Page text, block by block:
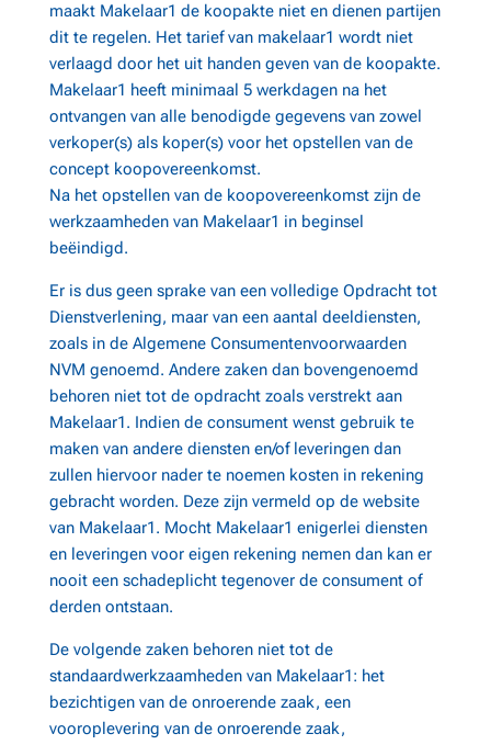
maakt Makelaar1 de koopakte niet en dienen partijen
dit te regelen. Het tarief van makelaar1 wordt niet
verlaagd door het uit handen geven van de koopakte.
Makelaar1 heeft minimaal 5 werkdagen na het
ontvangen van alle benodigde gegevens van zowel
verkoper(s) als koper(s) voor het opstellen van de
concept koopovereenkomst.
Na het opstellen van de koopovereenkomst zijn de
werkzaamheden van Makelaar1 in beginsel
beëindigd.
Er is dus geen sprake van een volledige Opdracht tot
Dienstverlening, maar van een aantal deeldiensten,
zoals in de Algemene Consumentenvoorwaarden
NVM genoemd. Andere zaken dan bovengenoemd
behoren niet tot de opdracht zoals verstrekt aan
Makelaar1. Indien de consument wenst gebruik te
maken van andere diensten en/of leveringen dan
zullen hiervoor nader te noemen kosten in rekening
gebracht worden. Deze zijn vermeld op de website
van Makelaar1. Mocht Makelaar1 enigerlei diensten
en leveringen voor eigen rekening nemen dan kan er
nooit een schadeplicht tegenover de consument of
derden ontstaan.
De volgende zaken behoren niet tot de
standaardwerkzaamheden van Makelaar1: het
bezichtigen van de onroerende zaak, een
vooroplevering van de onroerende zaak,